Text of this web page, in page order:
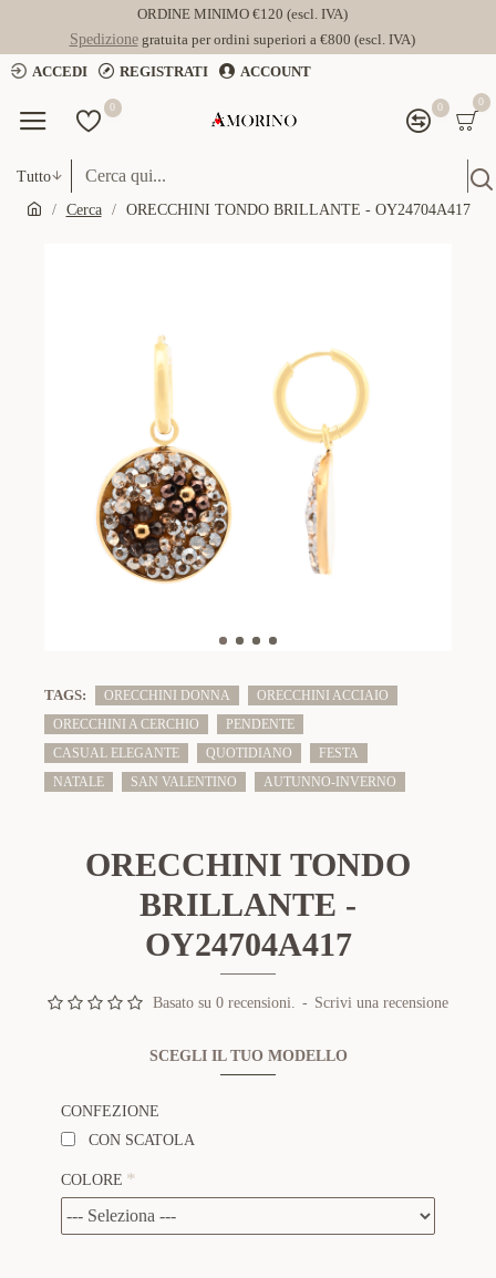
ORDINE MINIMO €120 (escl. IVA)
Spedizionegratuita per ordini superiori a €800 (escl. IVA)
ACCEDI
REGISTRATI ACCOUNT
0 0 0
Tutto
Cerca ORECCHINI TONDO BRILLANTE - OY24704A417
TAGS: ORECCHINI DONNA
ORECCHINI ACCIAIO
ORECCHINI A CERCHIO
PENDENTE
CASUAL ELEGANTE
QUOTIDIANO
FESTA
NATALE
SAN VALENTINO AUTUNNO-INVERNO
ORECCHINI TONDO
BRILLANTE -
OY24704A417
Basato su 0 recensioni. - Scrivi una recensione
SCEGLI IL TUO MODELLO
CONFEZIONE
CON SCATOLA
COLORE